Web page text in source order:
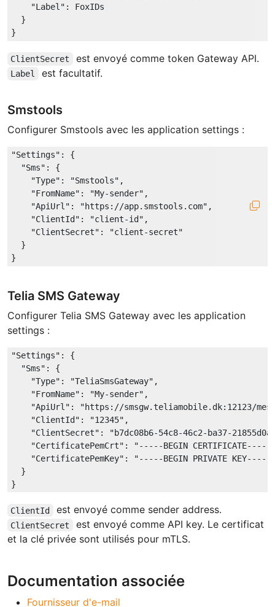
"Label" : FoxIDs
  }
ClientSecret est envoyé comme token Gateway API.
Label est facultatif.
Smstools
Configurer Smstools avec les application settings :
"Settings" : {
"Sms" : {
"Type" : "Smstools" ,
"FromName" : "My-sender" ,
"ApiUrl" : "https://app.smstools.com" ,
"ClientId" : "client-id" ,
"ClientSecret" :
"client-secret"
  }
Telia SMS Gateway
Configurer Telia SMS Gateway avec les application
settings :
"Settings" : {
"Sms" : {
"Type" : "TeliaSmsGateway" ,
"FromName" : "My-sender" ,
"ApiUrl" :
"https://smsgw.teliamobile.dk:12123/
"ClientId" : "12345" ,
"ClientSecret" :
"b7dc08b6-54c8-46c2-ba37-
"CertificatePemCrt" :
"-----BEGIN
"CertificatePemKey" :
"-----BEGIN PRIVATE
  }
ClientId est envoyé comme sender address.
ClientSecret
est envoyé comme API key. Le certificat
et la clé privée sont utilisés pour mTLS.
Documentation associée
Fournisseur d'e-mail